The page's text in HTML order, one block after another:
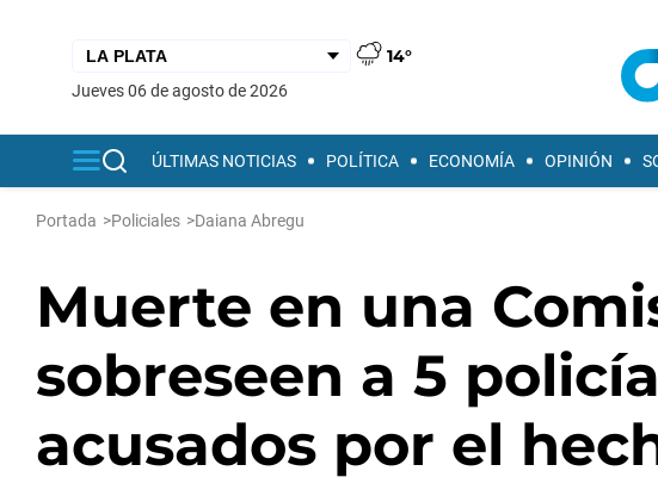
14°
jueves 06 de agosto de 2026
ÚLTIMAS NOTICIAS POLÍTICA ECONOMÍA OPINIÓN
Portada >Policiales >Daiana Abregu
Muerte en una
sobreseen a 5
acusados por el